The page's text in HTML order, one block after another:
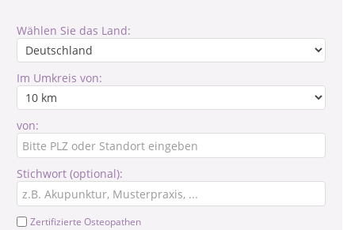
Wählen Sie das Land:
Im Umkreis von:
von:
Stichwort (optional):
Zertifizierte Osteopathen